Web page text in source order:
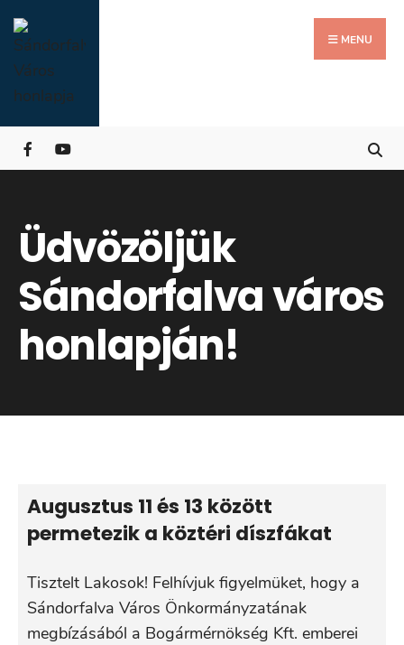
Skip
to
content
MENU
Üdvözöljük
Sándorfalva város
honlapján!
Augusztus 11 és 13 között
permetezik a köztéri díszfákat
Tisztelt Lakosok! Felhívjuk figyelmüket, hogy a
Sándorfalva Város Önkormányzatának
megbízásából a Bogármérnökség Kft. emberei
for:
Close